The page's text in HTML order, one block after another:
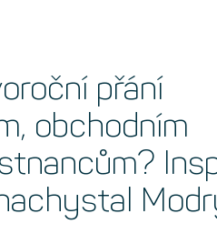
přání
obchodním